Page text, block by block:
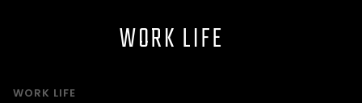
WORK LIFE
WORK LIFE